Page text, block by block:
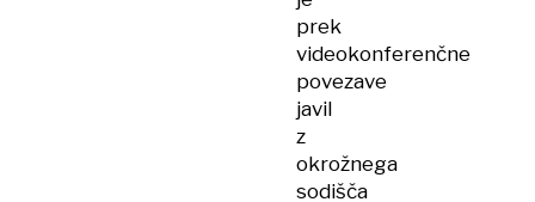
prek
videokonferenčne
povezave
javil
z
okrožnega
sodišča